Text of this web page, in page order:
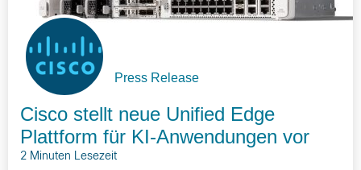
Press Release
Cisco stellt neue Unified Edge
Plattform für KI-Anwendungen vor
2 Minuten Lesezeit